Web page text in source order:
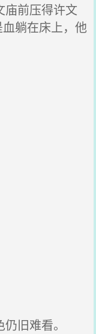
前压得许文
躺在床上，他
旧难看。